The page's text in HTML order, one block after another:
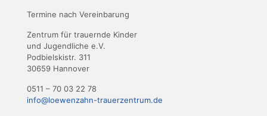
Termine nach Vereinbarung
Zentrum für trauernde Kinder
und Jugendliche e.V.
Podbielskistr. 311
30659 Hannover
0511 – 70 03 22 78
info@loewenzahn-trauerzentrum.de